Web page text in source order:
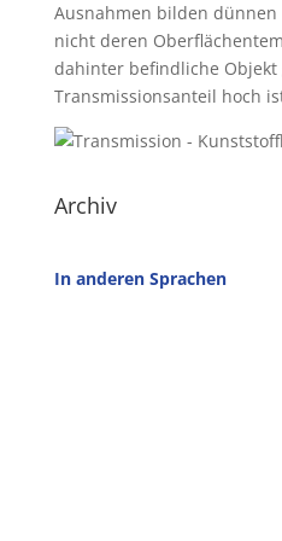
Ausnahmen bilden dünnen
nicht deren
dahinter befindliche Objekt
Transmissionsanteil hoch
Archiv
In anderen Sprachen